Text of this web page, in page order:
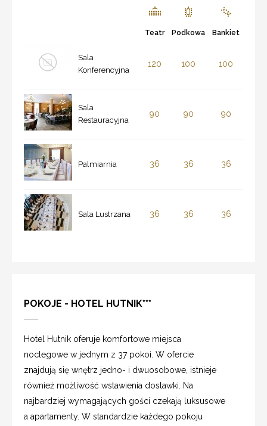
Teatr Podkowa Bankiet
Sala
Konferencyjna
120 100 100
Sala
Restauracyjna
90 90 90
Palmiarnia 36 36 36
Sala Lustrzana 36 36 36
POKOJE - HOTEL HUTNIK***
Hotel Hutnik oferuje komfortowe miejsca
noclegowe w jednym z 37 pokoi. W ofercie
znajdują się wnętrz jedno- i dwuosobowe, istnieje
również możliwość wstawienia dostawki. Na
najbardziej wymagających gości czekają luksusowe
a apartamenty. W standardzie każdego pokoju